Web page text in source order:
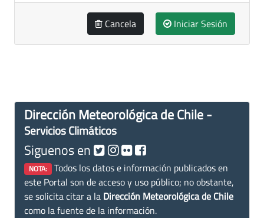
Cancela Iniciar Sesión
Dirección Meteorológica de Chile -
Servicios Climáticos
Siguenos en
NOTA: Todos los datos e información publicados en
este Portal son de acceso y uso público; no obstante,
se solicita citar a la Dirección Meteorológica de Chile
como la fuente de la información.